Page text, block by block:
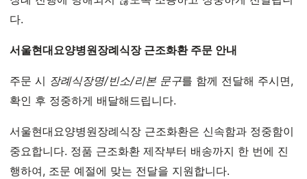
다.
서울현대요양병원장례식장 근조화환 주문 안내
주문 시 장례식장명/빈소/리본 문구를 함께 전달해 주시면,
확인 후 정중하게 배달해드립니다.
서울현대요양병원장례식장 근조화환은 신속함과 정중함이
중요합니다. 정품 근조화환 제작부터 배송까지 한 번에 진
행하여, 조문 예절에 맞는 전달을 지원합니다.